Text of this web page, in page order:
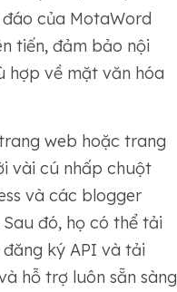
của MotaWord
tiến, đảm bảo nội
hợp về mặt văn hóa
web hoặc trang
vài cú nhấp chuột
và các blogger
đó, họ có thể tải
ký API và tải
hỗ trợ luôn sẵn sàng